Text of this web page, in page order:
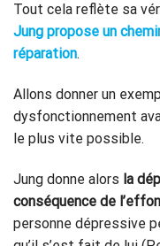
Tout cela reflète sa
Jung propose un
réparation.
Allons donner un
dysfonctionnement
le plus vite possible.
Jung donne alors la
conséquence de
personne dépressive